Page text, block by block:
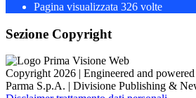
Pagina visualizzata 326 volte
Sezione Copyright
Copyright 2026 | Engineered and
Parma S.p.A. | Divisione Publishing &